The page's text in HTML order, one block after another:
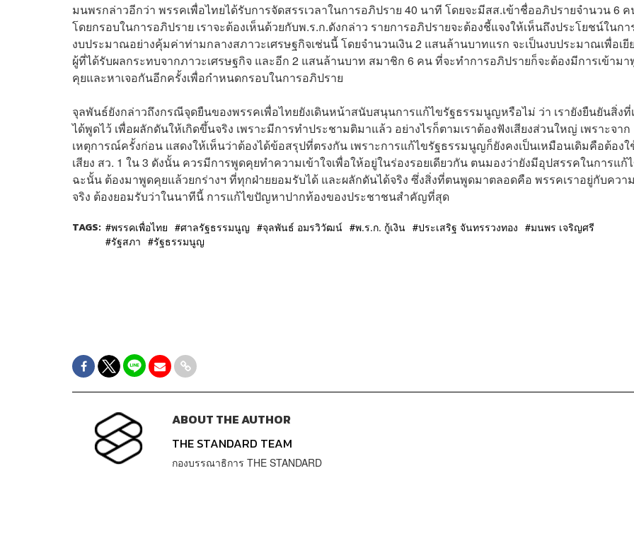
มนพรกล่าวอีกว่า พรรคเพื่อไทยได้รับการจัดสรรเวลาในการอภิปราย 40 นาที โดยจะมีสส.เข้าชื่ออภิปรายจำนวน 6
โดยกรอบในการอภิปราย เราจะต้องเห็นด้วยกับพ.ร.ก.ดังกล่าว รายการอภิปรายจะต้องชี้แจงให้เห็นถึงประโยชน์ในกา
งบประมาณอย่างคุ้มค่าท่ามกลางสภาวะเศรษฐกิจเช่นนี้ โดยจำนวนเงิน 2 แสนล้านบาทแรก จะเป็นงบประมาณเพื่อเยี
ผู้ที่ได้รับผลกระทบจากภาวะเศรษฐกิจ และอีก 2 แสนล้านบาท สมาชิก 6 คน ที่จะทำการอภิปรายก็จะต้องมีการเข้ามา
คุยและหาเจอกันอีกครั้งเพื่อกำหนดกรอบในการอภิปราย
จุลพันธ์ยังกล่าวถึงกรณีจุดยืนของพรรคเพื่อไทยยังเดินหน้าสนับสนุนการแก้ไขรัฐธรรมนูญหรือไม่ ว่า เรายังยืนยันสิ่งที่
ได้พูดไว้ เพื่อผลักดันให้เกิดขึ้นจริง เพราะมีการทำประชามติมาแล้ว อย่างไรก็ตามเราต้องฟังเสียงส่วนใหญ่ เพราะจาก
เหตุการณ์ครั้งก่อน แสดงให้เห็นว่าต้องได้ข้อสรุปที่ตรงกัน เพราะการแก้ไขรัฐธรรมนูญก็ยังคงเป็นเหมือนเดิมคือต้องใ
เสียง สว. 1 ใน 3 ดังนั้น ควรมีการพูดคุยทำความเข้าใจเพื่อให้อยู่ในร่องรอยเดียวกัน ตนมองว่ายังมีอุปสรรคในการแก้
ฉะนั้น ต้องมาพูดคุยแล้วยกร่างฯ ที่ทุกฝ่ายยอมรับได้ และผลักดันได้จริง ซึ่งสิ่งที่ตนพูดมาตลอดคือ พรรคเราอยู่กับควา
จริง ต้องยอมรับว่าในนาทีนี้ การแก้ไขปัญหาปากท้องของประชาชนสำคัญที่สุด
TAGS: พรรคเพื่อไทย ศาลรัฐธรรมนูญ จุลพันธ์ อมรวิวัฒน์ พ.ร.ก. กู้เงิน ประเสริฐ จันทรรวงทอง
มนพร เจริญศรี
รัฐสภา
รัฐธรรมนูญ
ABOUT THE AUTHOR
THE STANDARD TEAM
กองบรรณาธิการ THE STANDARD